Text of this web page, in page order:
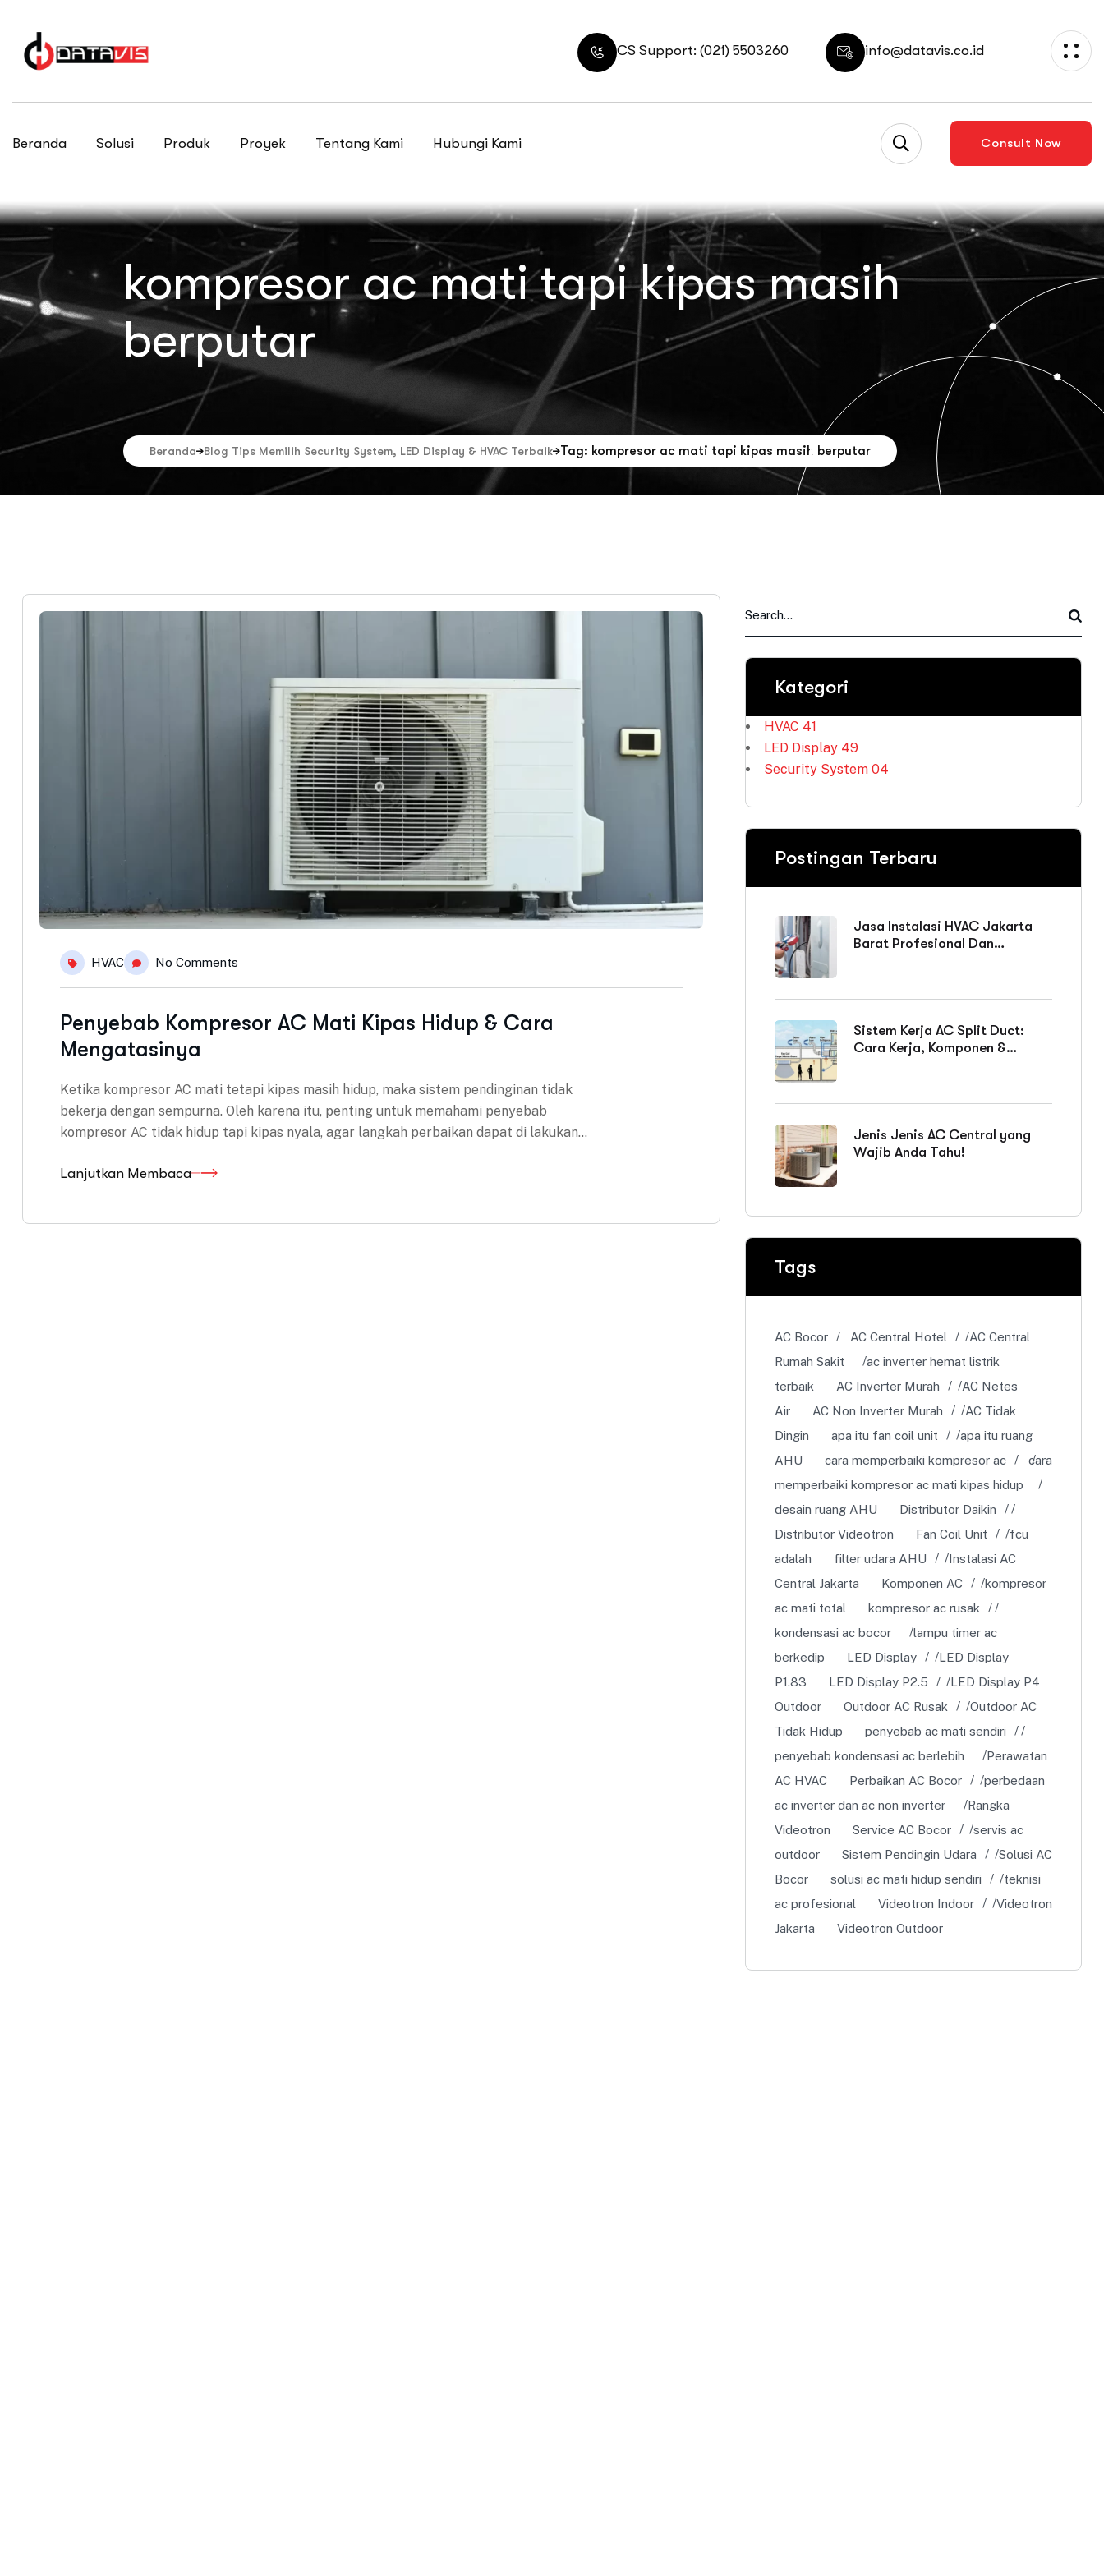
CS Support: (021) 5503260 info@datavis.co.id
Beranda Solusi Produk Proyek Tentang Kami Hubungi Kami Consult Now
kompresor ac mati tapi kipas masih
berputar
Beranda Blog Tips Memilih Security System, LED Display & HVAC Terbaik Tag: kompresor ac mati tapi kipas masih berputar
HVAC No Comments
Penyebab Kompresor AC Mati Kipas Hidup & Cara
Mengatasinya
Ketika kompresor AC mati tetapi kipas masih hidup, maka sistem pendinginan tidak
bekerja dengan sempurna. Oleh karena itu, penting untuk memahami penyebab
kompresor AC tidak hidup tapi kipas nyala, agar langkah perbaikan dapat di lakukan…
Lanjutkan Membaca
Kategori
HVAC 41
LED Display 49
Security System 04
Postingan Terbaru
Jasa Instalasi HVAC Jakarta
Barat Profesional Dan
Sistem Kerja AC Split Duct:
Cara Kerja, Komponen &
Jenis Jenis AC Central yang
Wajib Anda Tahu!
Tags
AC Bocor AC Central Hotel
AC Central
Rumah Sakit
ac inverter hemat listrik
terbaik
AC Inverter Murah
AC Netes
Air
AC Non Inverter Murah
AC Tidak
Dingin
apa itu fan coil unit
apa itu ruang
AHU
cara memperbaiki kompresor ac
cara
memperbaiki kompresor ac mati kipas hidup
desain ruang AHU
Distributor Daikin
Distributor Videotron
Fan Coil Unit
fcu
adalah
filter udara AHU
Instalasi AC
Central Jakarta
Komponen AC
kompresor
ac mati total
kompresor ac rusak
kondensasi ac bocor
lampu timer ac
berkedip
LED Display
LED Display
P1.83
LED Display P2.5
LED Display P4
Outdoor
Outdoor AC Rusak
Outdoor AC
Tidak Hidup
penyebab ac mati sendiri
penyebab kondensasi ac berlebih
Perawatan
AC HVAC
Perbaikan AC Bocor
perbedaan
ac inverter dan ac non inverter
Rangka
Videotron
Service AC Bocor
servis ac
outdoor
Sistem Pendingin Udara
Solusi AC
Bocor
solusi ac mati hidup sendiri
teknisi
ac profesional
Videotron Indoor
Videotron
Jakarta
Videotron Outdoor